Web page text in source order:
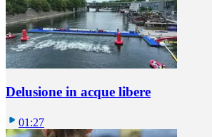
Delusione in acque libere
01:27